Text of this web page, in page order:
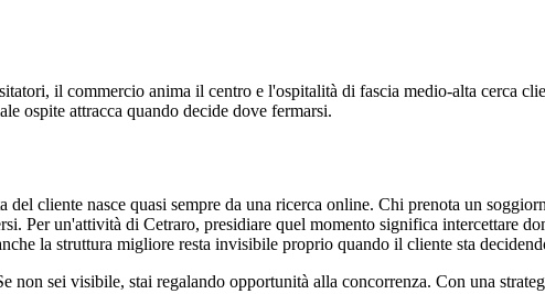
il commercio anima il centro e l'ospitalità di fascia medio-alta cerca
ospite attracca quando decide dove fermarsi.
cliente nasce quasi sempre da una ricerca online. Chi prenota un
Per un'attività di Cetraro, presidiare quel momento significa intercettare
la struttura migliore resta invisibile proprio quando il cliente sta
sei visibile, stai regalando opportunità alla concorrenza. Con una